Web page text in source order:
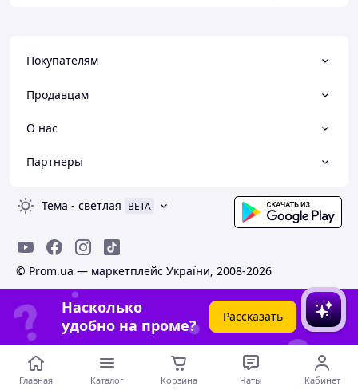
Покупателям
Продавцам
О нас
Партнеры
Тема - светлая BETA
© Prom.ua — маркетплейс України, 2008-2026
Насколько
удобно на проме?
Рассказать
Главная Каталог Корзина Чаты Кабинет